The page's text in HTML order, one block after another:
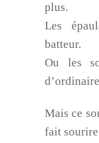
plus.
Les
batteur.
Ou les
Mais ce
fait